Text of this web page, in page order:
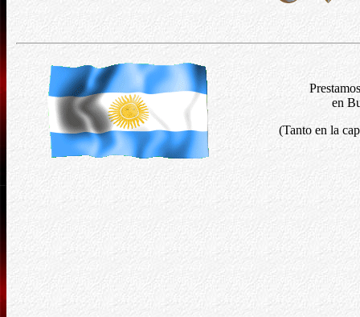
en
(Tanto en la